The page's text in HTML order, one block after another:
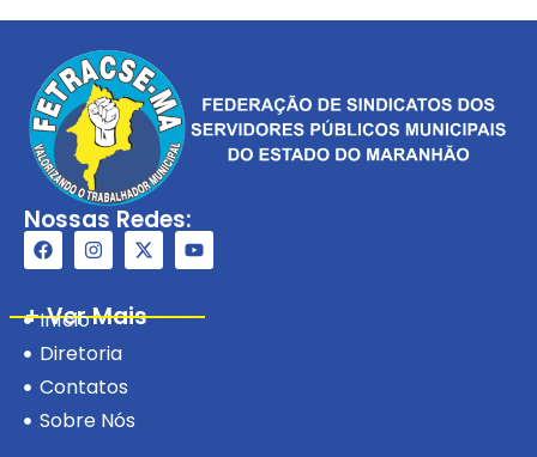
Nossas Redes:
+ Ver Mais
Início
Diretoria
Contatos
Sobre Nós